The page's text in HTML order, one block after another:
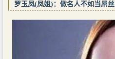
罗玉凤(凤姐)：做名人不如当屌丝